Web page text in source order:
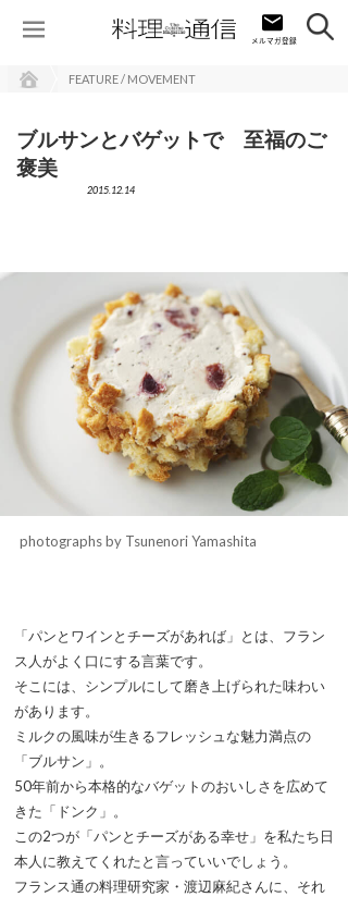
FEATURE / MOVEMENT
ブルサンとバゲットで 至福のご
褒美
2015.12.14
photographs by Tsunenori Yamashita
「パンとワインとチーズがあれば」とは、フラン
ス人がよく口にする言葉です。
そこには、シンプルにして磨き上げられた味わい
があります。
ミルクの風味が生きるフレッシュな魅力満点の
「ブルサン」。
50年前から本格的なバゲットのおいしさを広めて
きた「ドンク」。
この2つが「パンとチーズがある幸せ」を私たち日
本人に教えてくれたと言っていいでしょう。
フランス通の料理研究家・渡辺麻紀さんに、それ